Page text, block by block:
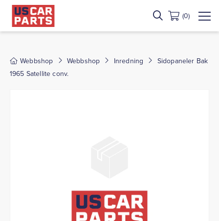
(0)
Webbshop Webbshop Inredning
Sidopaneler Bak
1965 Satellite conv.